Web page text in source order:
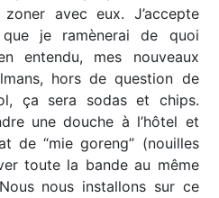
avec eux. J’accepte
je ramènerai de quoi
entendu, mes nouveaux
hors de question de
ça sera sodas et chips.
une douche à l’hôtel et
de “mie goreng” (nouilles
toute la bande au même
nous installons sur ce